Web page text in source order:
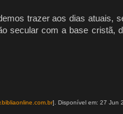
trazer aos dias atuais,
secular com a base cristã,
]. Disponível em: 27 Jun